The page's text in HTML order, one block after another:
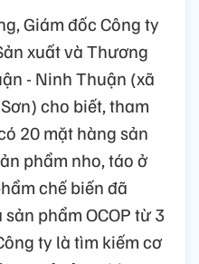
Giám đốc Công ty
xuất và Thương
- Ninh Thuận (xã
cho biết, tham
20 mặt hàng sản
phẩm nho, táo ở
chế biến đã
phẩm OCOP từ 3
ty là tìm kiếm cơ